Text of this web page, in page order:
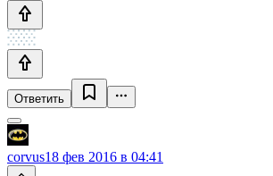
Ответить
corvus18 фев 2016 в 04:41